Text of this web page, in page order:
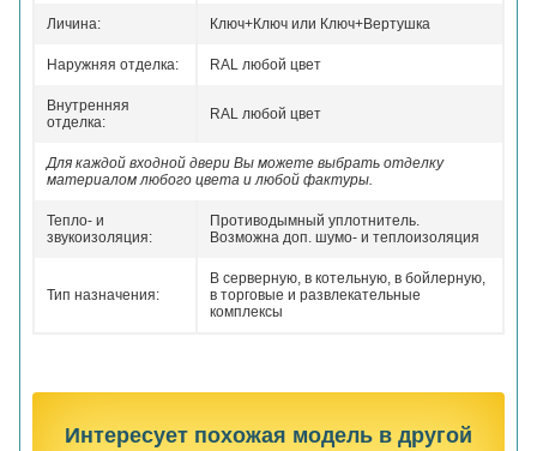
Личина: Ключ+Ключ или Ключ+Вертушка
Наружняя отделка: RAL любой цвет
Внутренняя
отделка:
RAL любой цвет
Для каждой входной двери Вы можете выбрать отделку
материалом любого цвета и любой фактуры.
Тепло- и
звукоизоляция:
Противодымный уплотнитель.
Возможна доп. шумо- и теплоизоляция
Тип назначения:
В серверную, в котельную, в бойлерную,
в торговые и развлекательные
комплексы
Интересует похожая модель в другой